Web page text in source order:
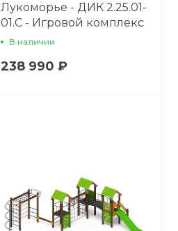
Лукоморье - ДИК 2.25.01-
01.С - Игровой комплекс
H=1200
В наличии
238 990 ₽